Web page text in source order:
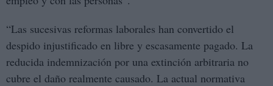
“Las sucesivas reformas laborales han convertido el
despido injustificado en libre y escasamente pagado. La
reducida indemnización por una extinción arbitraria no
cubre el daño realmente causado. La actual normativa